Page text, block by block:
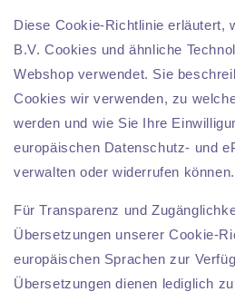
Diese Cookie-Richtlinie erläutert,
B.V. Cookies und ähnliche
Webshop verwendet. Sie
Cookies wir verwenden, zu
werden und wie Sie Ihre
europäischen Datenschutz- und
verwalten oder widerrufen können.
Für Transparenz und
Übersetzungen unserer Cookie-
europäischen Sprachen zur
Übersetzungen dienen lediglich